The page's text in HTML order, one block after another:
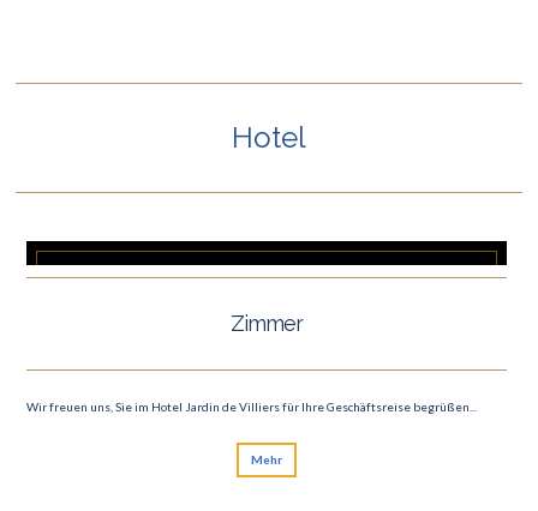
Hotel
Zimmer
Wir freuen uns, Sie im Hotel Jardin de Villiers für Ihre Geschäftsreise begrüßen...
Mehr